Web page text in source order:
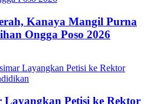
Kanaya Mangil Purna
Ongga Poso 2026
Petisi ke Rektor